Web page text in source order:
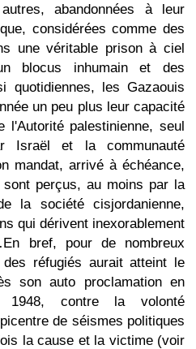
abandonnées à leur
considérées comme des
une véritable prison à ciel
blocus inhumain et des
quotidiennes, les Gazaouis
un peu plus leur capacité
palestinienne, seul
Israël et la communauté
mandat, arrivé à échéance,
perçus, au moins par la
la société cisjordanienne,
qui dérivent inexorablement
bref, pour de nombreux
réfugiés aurait atteint le
son auto proclamation en
contre la volonté
de séismes politiques
la cause et la victime (voir